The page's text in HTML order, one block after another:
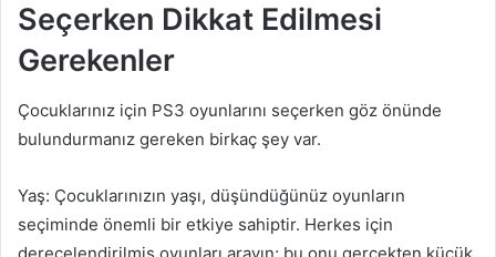
Seçerken Dikkat Edilmesi
Gerekenler
Çocuklarınız için PS3 oyunlarını seçerken göz önünde
bulundurmanız gereken birkaç şey var.
Yaş: Çocuklarınızın yaşı, düşündüğünüz oyunların
seçiminde önemli bir etkiye sahiptir. Herkes için
derecelendirilmiş oyunları arayın; bu onu gerçekten küçük